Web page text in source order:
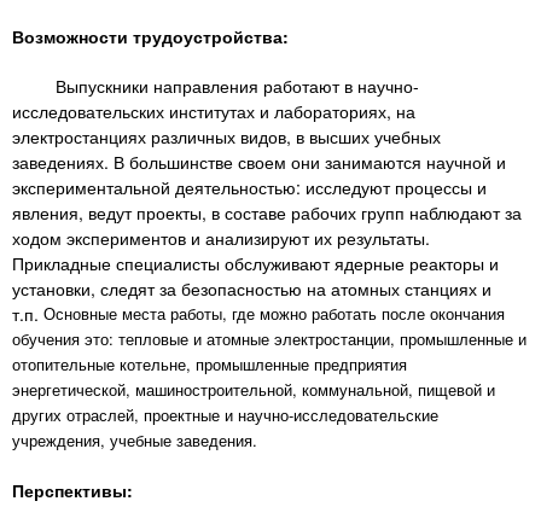
Возможности трудоустройства:
Выпускники направления работают в научно-
исследовательских институтах и лабораториях, на
электростанциях различных видов, в высших учебных
заведениях. В большинстве своем они занимаются научной и
экспериментальной деятельностью: исследуют процессы и
явления, ведут проекты, в составе рабочих групп наблюдают за
ходом экспериментов и анализируют их результаты.
Прикладные специалисты обслуживают ядерные реакторы и
установки, следят за безопасностью на атомных станциях и
т.п. Основные места работы, где можно работать после окончания
обучения это: тепловые и атомные электростанции, промышленные и
отопительные котельне, промышленные предприятия
энергетической, машиностроительной, коммунальной, пищевой и
других отраслей, проектные и научно-исследовательские
учреждения, учебные заведения.
Перспективы: